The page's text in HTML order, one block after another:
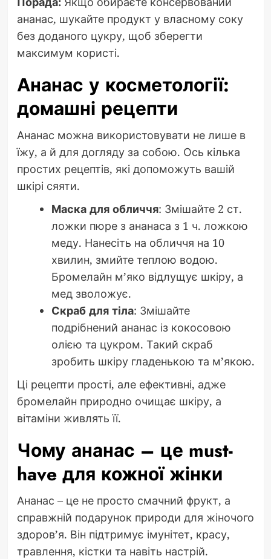
ананас, шукайте продукт у власному соку
без доданого цукру, щоб зберегти
максимум користі.
Ананас у косметології:
домашні рецепти
Ананас можна використовувати не лише в
їжу, а й для догляду за собою. Ось кілька
простих рецептів, які допоможуть вашій
шкірі сяяти.
Маска для обличчя: Змішайте 2 ст.
ложки пюре з ананаса з 1 ч. ложкою
меду. Нанесіть на обличчя на 10
хвилин, змийте теплою водою.
Бромелайн м’яко відлущує шкіру, а
мед зволожує.
Скраб для тіла: Змішайте
подрібнений ананас із кокосовою
олією та цукром. Такий скраб
зробить шкіру гладенькою та м’якою.
Ці рецепти прості, але ефективні, адже
бромелайн природно очищає шкіру, а
вітаміни живлять її.
Чому ананас – це must-
have для кожної жінки
Ананас – це не просто смачний фрукт, а
справжній подарунок природи для жіночого
здоров’я. Він підтримує імунітет, красу,
травлення, кістки та навіть настрій.